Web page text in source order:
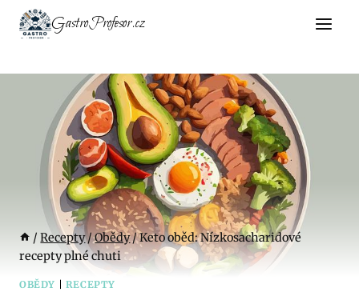
Přeskočit
GastroProfesor.cz
/ Recepty/ Obědy/Keto oběd: Nízkosacharidové
recepty plné chuti
OBĚDY RECEPTY